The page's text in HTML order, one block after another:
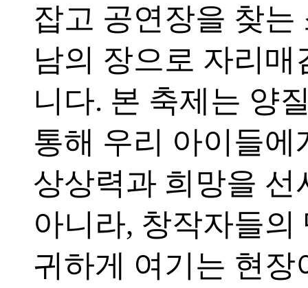
잡고 공연장을 찾는
남의 장으로 자리매
니다. 본 축제는 양
통해 우리 아이들에
상상력과 희망을 선
아니라, 창작자들의
귀하게 여기는 현장